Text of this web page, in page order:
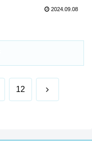
2024.09.08
12 次